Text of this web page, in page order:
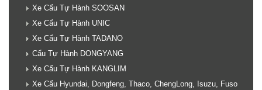
Xe Cẩu Tự Hành SOOSAN
Xe Cẩu Tự Hành UNIC
Xe Cẩu Tự Hành TADANO
Cẩu Tự Hành DONGYANG
Xe Cẩu Tự Hành KANGLIM
Xe Cẩu Hyundai, Dongfeng, Thaco, ChengLong, Isuzu, Fuso